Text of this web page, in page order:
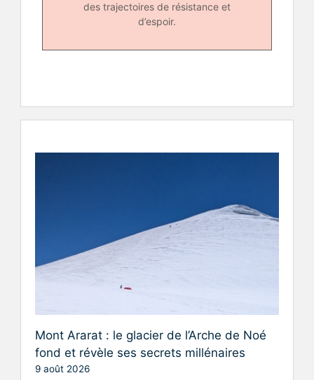
des trajectoires de résistance et
d’espoir.
Mont Ararat : le glacier de l’Arche de Noé
fond et révèle ses secrets millénaires
9 août 2026